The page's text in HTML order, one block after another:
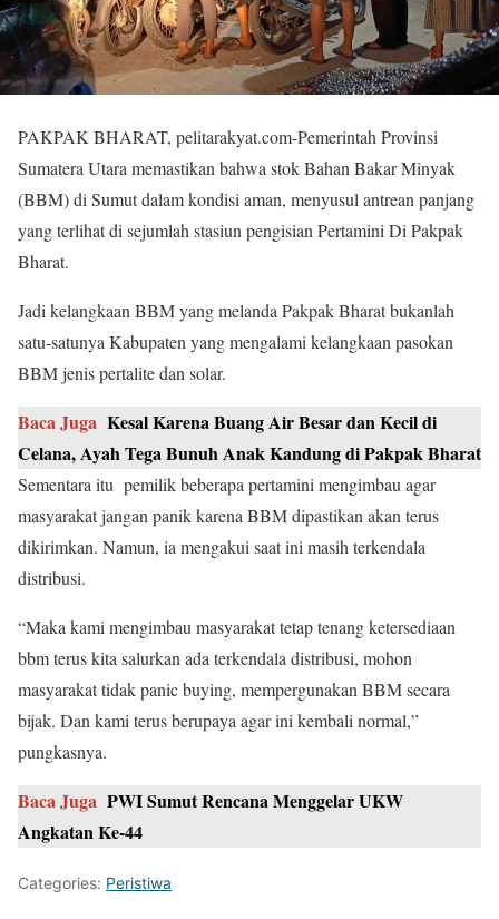
PAKPAK BHARAT, pelitarakyat.com-Pemerintah Provinsi
Sumatera Utara memastikan bahwa stok Bahan Bakar Minyak
(BBM) di Sumut dalam kondisi aman, menyusul antrean panjang
yang terlihat di sejumlah stasiun pengisian Pertamini Di Pakpak
Bharat.
Jadi kelangkaan BBM yang melanda Pakpak Bharat bukanlah
satu-satunya Kabupaten yang mengalami kelangkaan pasokan
BBM jenis pertalite dan solar.
Baca Juga Kesal Karena Buang Air Besar dan Kecil di
Celana, Ayah Tega Bunuh Anak Kandung di Pakpak Bharat
Sementara itu pemilik beberapa pertamini mengimbau agar
masyarakat jangan panik karena BBM dipastikan akan terus
dikirimkan. Namun, ia mengakui saat ini masih terkendala
distribusi.
“Maka kami mengimbau masyarakat tetap tenang ketersediaan
bbm terus kita salurkan ada terkendala distribusi, mohon
masyarakat tidak panic buying, mempergunakan BBM secara
bijak. Dan kami terus berupaya agar ini kembali normal,”
pungkasnya.
Baca Juga PWI Sumut Rencana Menggelar UKW
Angkatan Ke-44
Categories: Peristiwa